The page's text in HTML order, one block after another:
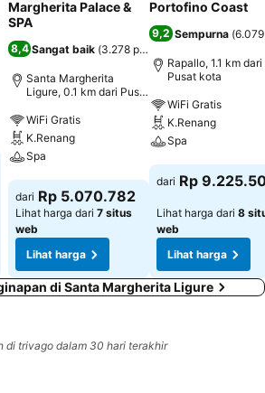
)
Margherita Palace &
SPA
8,4 Sangat baik (3.278 penilaian
Santa Margherita
Ligure, 0.1 km dari Pusat
WiFi Gratis
K.Renang
Spa
Lihat harga
dari Rp 5.070.782
Lihat harga dari 7 situs
web
Lihat harga
Portofino Coast
9,2 Sempurna (
Rapallo, 1.1 km dari
Pusat kota
WiFi Gratis
K.Renang
Spa
Lihat harga
dari Rp
Lihat harga dari 8
web
Lihat harga
di Santa Margherita Ligure
di trivago dalam 30 hari terakhir